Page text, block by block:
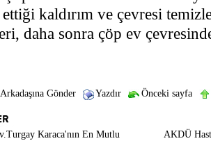
kaldırım ve çevresi
daha sonra çöp ev
Arkadaşına Gönder Yazdır Önceki sayfa
Karaca'nın En Mutlu
AKDÜ